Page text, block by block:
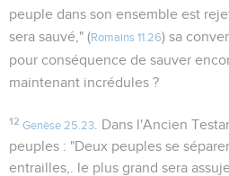
peuple dans son ensemble est
sera sauvé," (Romains 11.26) sa
pour conséquence de sauver
maintenant incrédules ?
12 Genèse 25.23
. Dans l'Ancien
peuples : "Deux peuples se
entrailles,. le plus grand sera